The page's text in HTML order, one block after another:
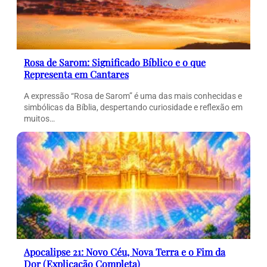
Rosa de Sarom: Significado Bíblico e o que
Representa em Cantares
A expressão “Rosa de Sarom” é uma das mais conhecidas e
simbólicas da Bíblia, despertando curiosidade e reflexão em
muitos…
Apocalipse 21: Novo Céu, Nova Terra e o Fim da
Dor (Explicação Completa)